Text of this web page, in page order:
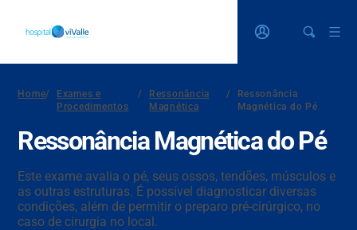
Home/
Exames e
Procedimentos
/
Ressonância
Magnética
/
Ressonância
Magnética do Pé
Ressonância Magnética do Pé
Este exame avalia o pé, seus ossos, tendões, músculos e
as outras estruturas. É possível diagnosticar diversas
condições, além de permitir o preparo pré-cirúrgico, no
caso de cirurgia no local.